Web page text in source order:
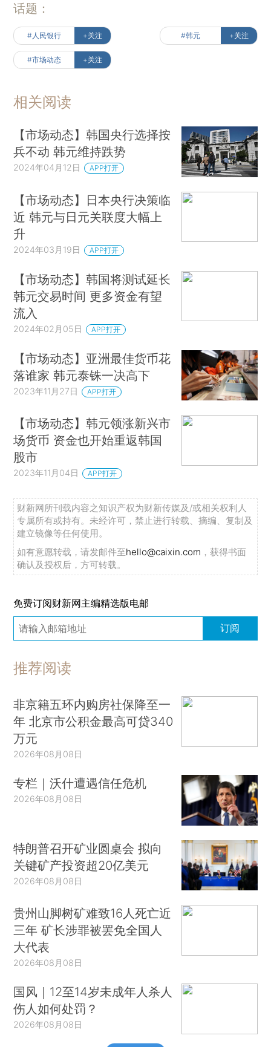
话题：
#人民银行 +关注 #韩元 +关注
#市场动态 +关注
相关阅读
【市场动态】韩国央行选择按
兵不动 韩元维持跌势
2024年04月12日 APP打开
【市场动态】日本央行决策临
近 韩元与日元关联度大幅上
升
2024年03月19日 APP打开
【市场动态】韩国将测试延长
韩元交易时间 更多资金有望
流入
2024年02月05日 APP打开
【市场动态】亚洲最佳货币花
落谁家 韩元泰铢一决高下
2023年11月27日 APP打开
【市场动态】韩元领涨新兴市
场货币 资金也开始重返韩国
股市
2023年11月04日 APP打开
财新网所刊载内容之知识产权为财新传媒及/或相关权利人
专属所有或持有。未经许可，禁止进行转载、摘编、复制及
建立镜像等任何使用。
如有意愿转载，请发邮件至hello@caixin.com ，获得书面
确认及授权后，方可转载。
免费订阅财新网主编精选版电邮
订阅
推荐阅读
非京籍五环内购房社保降至一
年 北京市公积金最高可贷340
万元
2026年08月08日
专栏｜沃什遭遇信任危机
2026年08月08日
特朗普召开矿业圆桌会 拟向
关键矿产投资超20亿美元
2026年08月08日
贵州山脚树矿难致16人死亡近
三年 矿长涉罪被罢免全国人
大代表
2026年08月08日
国风｜12至14岁未成年人杀人
伤人如何处罚？
2026年08月08日